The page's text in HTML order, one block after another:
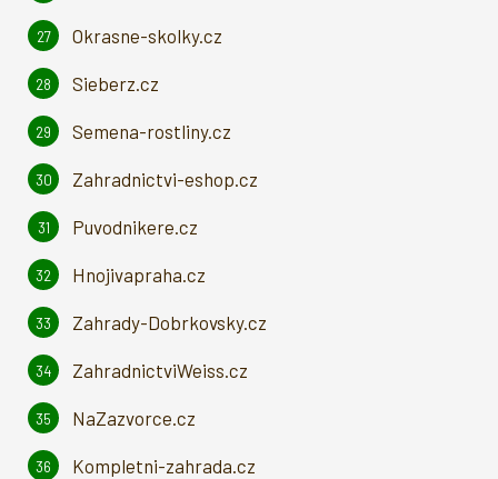
Okrasne-skolky.cz
Sieberz.cz
Semena-rostliny.cz
Zahradnictvi-eshop.cz
Puvodnikere.cz
Hnojivapraha.cz
Zahrady-Dobrkovsky.cz
ZahradnictviWeiss.cz
NaZazvorce.cz
Kompletni-zahrada.cz